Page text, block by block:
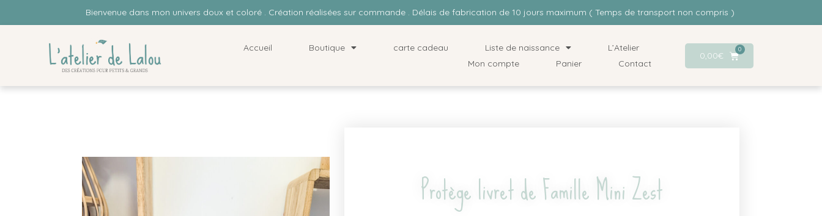
Bienvenue dans mon univers doux et coloré . Création réalisées sur commande . Délais de fabrication de 10 jours maximum ( Temps de transport non compris )
Accueil Boutique carte cadeau Liste de naissance
L’Atelier
Mon compte
Panier Contact
0,00€
0
Protège livret de Famille Mini Zest